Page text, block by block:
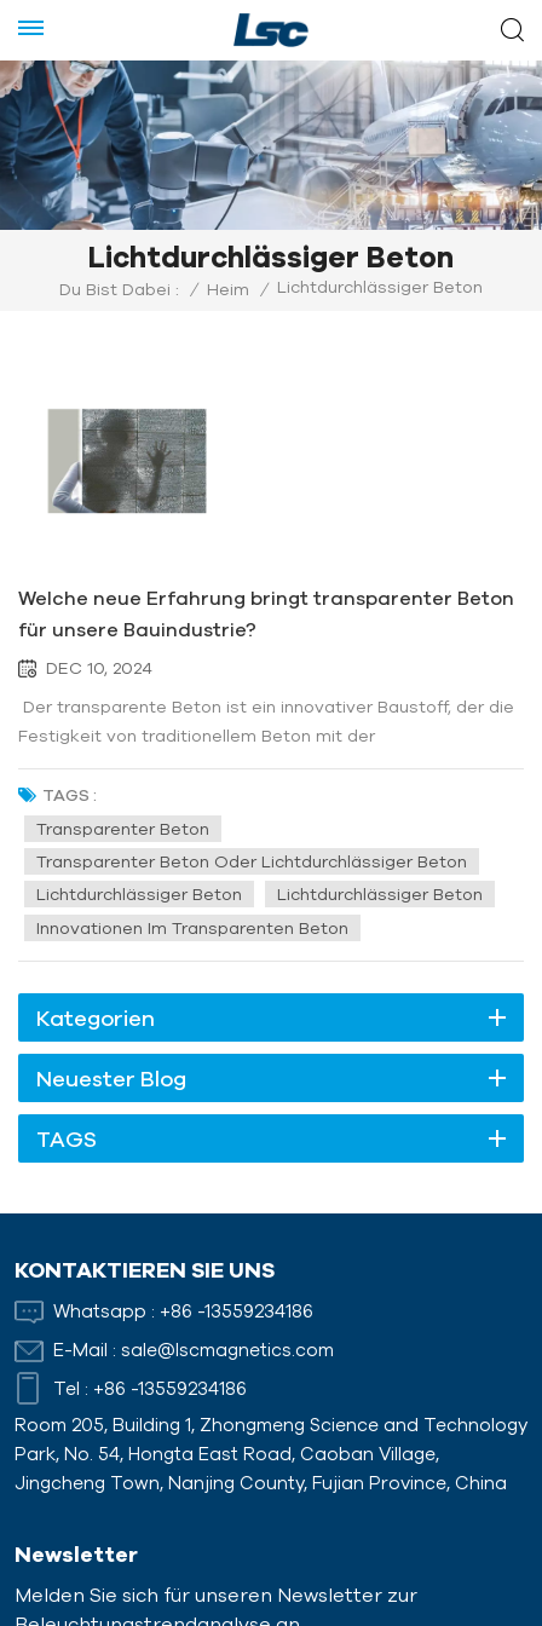
Lichtdurchlässiger Beton
Du Bist Dabei : / Heim / Lichtdurchlässiger Beton
Welche neue Erfahrung bringt transparenter Beton
für unsere Bauindustrie?
DEC 10, 2024
Der transparente Beton ist ein innovativer Baustoff, der die
Festigkeit von traditionellem Beton mit der
Lichtdurchlässigkeit neuer Glasfasermaterialien kombiniert
und so neue Perspektiven für die architektonische
Gestaltung bietet. Transparenter Beton wird hergestellt,
indem dem Beton eine be...
TAGS :
Transparenter Beton
Transparenter Beton Oder Lichtdurchlässiger Beton
Lichtdurchlässiger Beton
Lichtdurchlässiger Beton
Innovationen Im Transparenten Beton
Kategorien
Neuester Blog
TAGS
KONTAKTIEREN SIE UNS
Whatsapp : +86 -13559234186
E-Mail : sale@lscmagnetics.com
Tel : +86 -13559234186
Room 205, Building 1, Zhongmeng Science and Technology
Park, No. 54, Hongta East Road, Caoban Village,
Jingcheng Town, Nanjing County, Fujian Province, China
Newsletter
Melden Sie sich für unseren Newsletter zur